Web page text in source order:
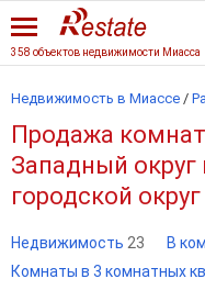
358 объектов недвижимости Миасса
Недвижимость в Миассе /
Продажа
Западный
городской округ
Недвижимость 23 В
Комнаты в 3 комнатных